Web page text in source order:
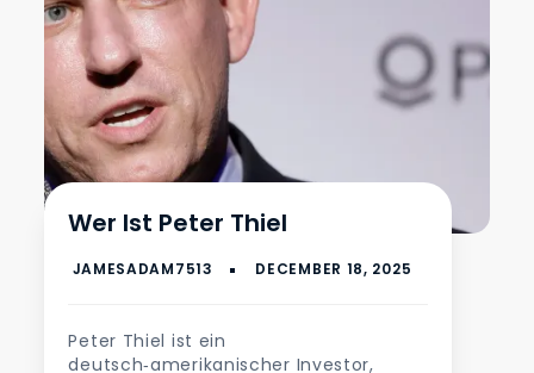
Wer Ist Peter Thiel
Peter Thiel ist ein
deutsch‑amerikanischer Investor,